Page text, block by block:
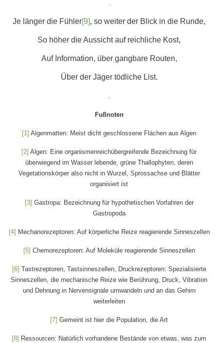
Je länger die Fühler[9], so weiter der Blick in die Runde,
So höher die Aussicht auf reichliche Kost,
Auf Information, über gangbare Routen,
Über der Jäger tödliche List.
Fußnoten
[1] Algenmatten: Meist dicht geschlossene Flächen aus Algen
[2] Algen: Eine organismenreichübergreifende Bezeichnung für
überwiegend im Wasser lebende, grüne Thallophyten, deren
Vegetationskörper also nicht in Wurzel, Sprossachse und Blätter
organisiert ist
[3] Gastropa: Bezeichnung für hypothetischen Vorfahren der
Gastropoda
[4] Mechanorezeptoren: Auf körperliche Reize reagierende Sinneszellen
[5] Chemorezeptoren: Auf Moleküle reagierende Sinneszellen
[6] Tastrezeptoren, Tastsinneszellen, Druckrezeptoren: Spezialisierte
Sinneszellen, die mechanische Reize wie Berührung, Druck, Vibration
und Dehnung in Nervensignale umwandeln und an das Gehirn
weiterleiten
[7] Gemeint ist hier die Population, die Art
[8] Ressourcen: Natürlich vorhandene Bestände von etwas, was zum